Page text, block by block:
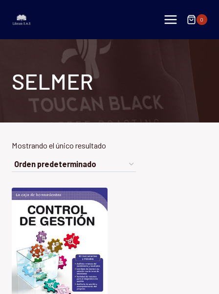
0
SELMER
Mostrando el único resultado